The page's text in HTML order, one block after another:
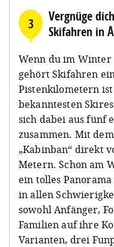
3
Vergnüge
Skifahren in
Wenn du im Winter
gehört Skifahren
Pistenkilometern
bekanntesten
sich dabei aus fünf
zusammen. Mit
„Kabinban“ direkt
Metern. Schon am
ein tolles
in allen
sowohl Anfänger,
Familien auf ihre
Varianten, drei